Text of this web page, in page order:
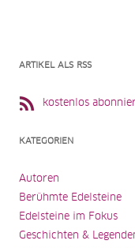
ARTIKEL ALS RSS
kostenlos
KATEGORIEN
Autoren
Berühmte Edelsteine
Edelsteine im Fokus
Geschichten &